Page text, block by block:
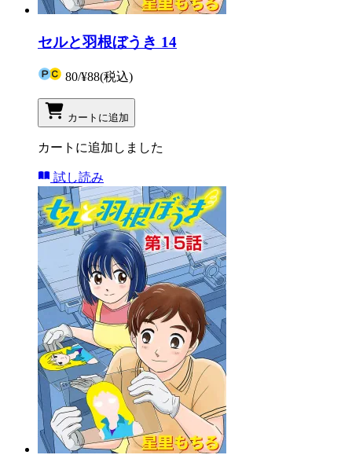
セルと羽根ぼうき 14
80/¥88(税込)
カートに追加
カートに追加しました
試し読み